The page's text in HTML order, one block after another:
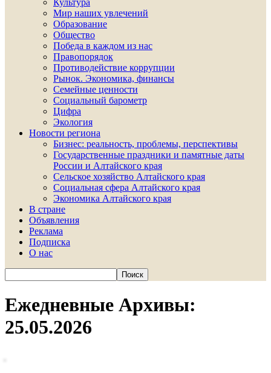
Культура
Мир наших увлечений
Образование
Общество
Победа в каждом из нас
Правопорядок
Противодействие коррупции
Рынок. Экономика, финансы
Семейные ценности
Социальный барометр
Цифра
Экология
Новости региона
Бизнес: реальность, проблемы, перспективы
Государственные праздники и памятные даты
России и Алтайского края
Сельское хозяйство Алтайского края
Социальная сфера Алтайского края
Экономика Алтайского края
В стране
Объявления
Реклама
Подписка
О нас
Ежедневные Архивы:
25.05.2026